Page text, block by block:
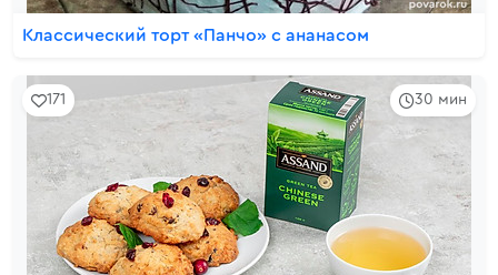
Классический торт «Панчо» с ананасом
30 мин
171